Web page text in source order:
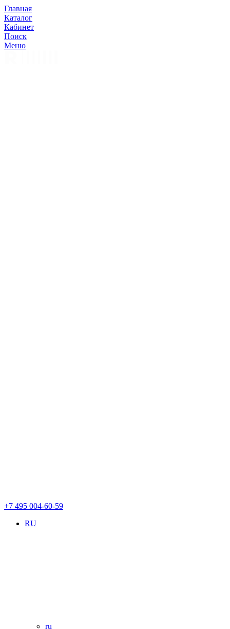
Главная
Каталог
Кабинет
Поиск
Меню
+7 495 004-60-59
RU
ru